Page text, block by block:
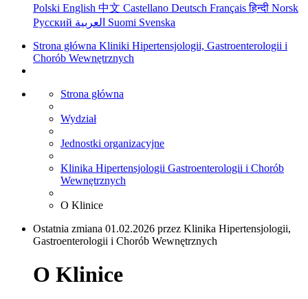
Polski English 中文 Castellano Deutsch Françaisहिन्दी Norsk
Русский
Suomi Svenska
Strona główna Kliniki Hipertensjologii, Gastroenterologii i
Chorób Wewnętrznych
Strona główna
Wydział
Jednostki organizacyjne
Klinika Hipertensjologii Gastroenterologii i Chorób
Wewnętrznych
O Klinice
Ostatnia zmiana 01.02.2026 przez Klinika Hipertensjologii,
Gastroenterologii i Chorób Wewnętrznych
O Klinice